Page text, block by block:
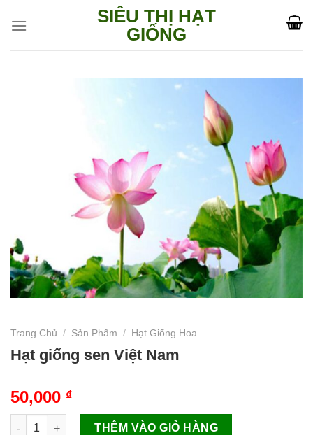
SIÊU THỊ HẠT
GIỐNG
Trang Chủ / Sản Phẩm / Hạt Giống Hoa
Hạt giống sen Việt Nam
50,000 ₫
Hạt giống sen Việt Nam số lượng
THÊM VÀO GIỎ HÀNG